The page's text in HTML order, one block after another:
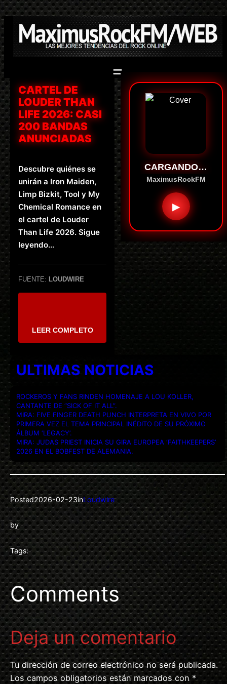
Saltar
al
contenido
CARTEL DE
LOUDER THAN
LIFE 2026: CASI
200 BANDAS
ANUNCIADAS
Descubre quiénes se
unirán a Iron Maiden,
Limp Bizkit, Tool y My
Chemical Romance en
el cartel de Louder
Than Life 2026. Sigue
leyendo…
FUENTE: LOUDWIRE
LEER COMPLETO
CARGANDO…
MaximusRockFM
▶
ULTIMAS NOTICIAS
ROCKEROS Y FANS RINDEN HOMENAJE A LOU KOLLER,
CANTANTE DE “SICK OF IT ALL”.
MIRA: FIVE FINGER DEATH PUNCH INTERPRETA EN VIVO POR
PRIMERA VEZ EL TEMA PRINCIPAL INÉDITO DE SU PRÓXIMO
ÁLBUM ‘LEGACY’.
MIRA: JUDAS PRIEST INICIA SU GIRA EUROPEA ‘FAITHKEEPERS’
2026 EN EL BOBFEST DE ALEMANIA.
Posted2026-02-23inLoudwire
by
Tags:
Comments
Deja un comentario
Tu dirección de correo electrónico no será publicada.
Los campos obligatorios están marcados con *